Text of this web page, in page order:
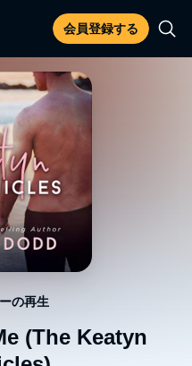
会員登録する
(The Keatyn
の再生